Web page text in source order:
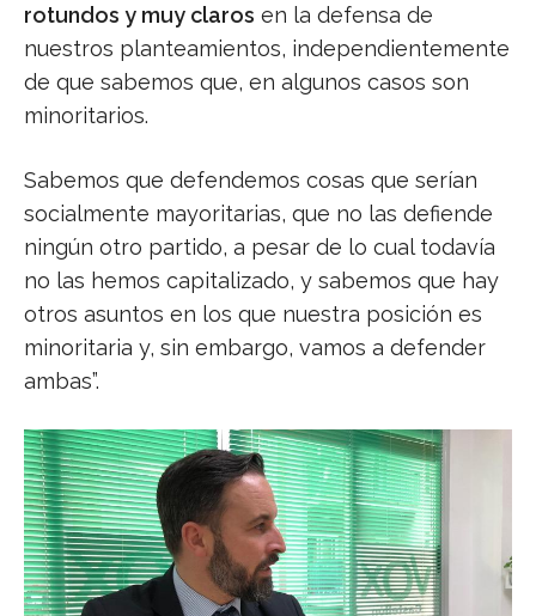
rotundos y muy claros en la defensa de
nuestros planteamientos, independientemente
de que sabemos que, en algunos casos son
minoritarios.
Sabemos que defendemos cosas que serían
socialmente mayoritarias, que no las defiende
ningún otro partido, a pesar de lo cual todavía
no las hemos capitalizado, y sabemos que hay
otros asuntos en los que nuestra posición es
minoritaria y, sin embargo, vamos a defender
ambas”.